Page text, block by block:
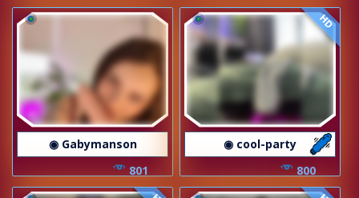
◉ Gabymanson
801
HD
◉ cool-party
800